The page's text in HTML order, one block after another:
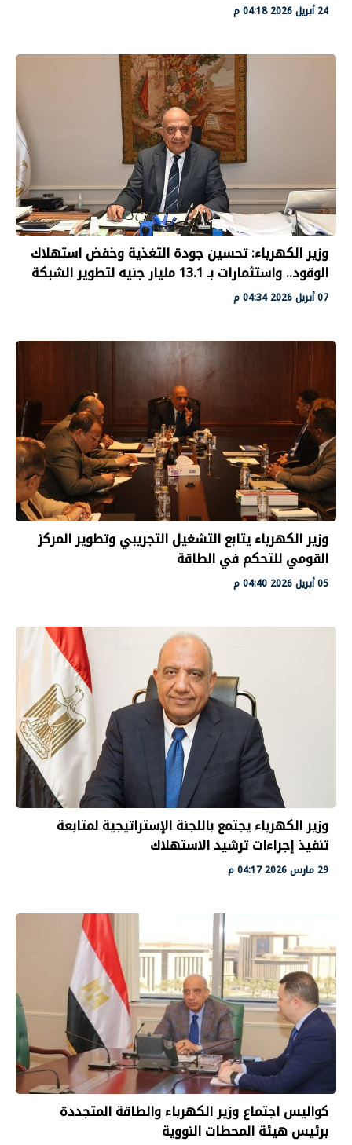
24 أبريل 2026 04:18 م
وزير الكهرباء: تحسين جودة التغذية وخفض استهلاك
الوقود.. واستثمارات بـ 13.1 مليار جنيه لتطوير الشبكة
07 أبريل 2026 04:34 م
وزير الكهرباء يتابع التشغيل التجريبي وتطوير المركز
القومي للتحكم في الطاقة
05 أبريل 2026 04:40 م
وزير الكهرباء يجتمع باللجنة الإستراتيجية لمتابعة
تنفيذ إجراءات ترشيد الاستهلاك
29 مارس 2026 04:17 م
كواليس اجتماع وزير الكهرباء والطاقة المتجددة
برئيس هيئة المحطات النووية